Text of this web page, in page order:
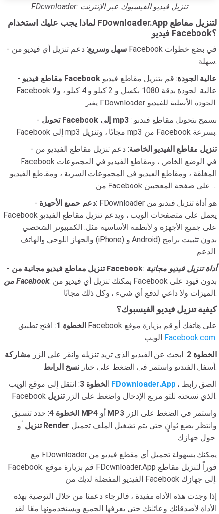
FDownloader: تنزيل فيديو الفيسبوك عبر الإنترنت
لماذا يجب عليك استخدام FDownloader.App لتنزيل مقاطع
فيديو Facebook؟
- سهل وسريع: دعم تنزيل أي فيديو من Facebook في بضع خطوات
سهلة.
-
مقاطع فيديو Facebook عالية الجودة: قم بتنزيل مقاطع فيديو
Facebook عالية الجودة بدقة 1080 بكسل و 2 كيلو و 4 كيلو ، ولا
يغير FDownloader الجودة الأصلية للفيديو.
-
تحويل Facebook إلى mp3 : يسمح بتحويل مقاطع فيديو
Facebook إلى mp3 مجانًا ، وتنزيل mp3 من Facebook بسرعة.
-
تنزيل مقاطع الفيديو الخاصة: دعم تنزيل مقاطع الفيديو من
Facebook في الوضع الخاص ، ومقاطع الفيديو في المجموعات
المغلقة ، ومقاطع الفيديو في المجموعات السرية ، ومقاطع الفيديو
من Facebook على صفحة المعجبين ...
- دعم جميع الأجهزة: FDownloader هو أداة تنزيل فيديو من
Facebook يعمل على متصفحات الويب ، ويدعم تنزيل مقاطع الفيديو
على جميع الأجهزة والأنظمة الأساسية مثل: الكمبيوتر الشخصي
والجهاز اللوحي والهاتف (iPhone) و Android) بدون تثبيت برامج
الدعم.
-
تنزيل مقاطع فيديو مجانية من Facebook: أداة تنزيل فيديو مجانية
من Facebook. يمكنك تنزيل أي فيديو من Facebook بدون قيود على
الميزات ولا داعي لدفع أي شيء ، وكل ذلك مجانًا.
كيفية تنزيل فيديو الفيسبوك؟
الخطوة 1
: افتح تطبيق Facebook على هاتفك أو قم بزيارة موقع
Facebook.com.
الخطوة 2
: ابحث عن الفيديو الذي تريد تنزيله وانقر على الزر مشاركة
أسفل الفيديو واستمر في الضغط على خيار نسخ الرابط
.
الخطوة 3 FDownloader.App ، الصق رابط
Facebook الذي نسخته للتو مربع الإدخال واضغط على الزرتنزيل
.
الخطوة 4 MP4 MP3 واستمر في الضغط على الزر
تنزيلأو Render
حول جهازك.
مع FDownloader يمكنك بسهولة تحميل أي مقطع فيديو من
Facebook. قم بزيارة موقع FDownloader.App فوراً لتنزيل مقاطع
الفيديو المفضلة لديك من Facebook إلى جهازك.
إذا وجدت هذه الأداة مفيدة ، فالرجاء دعمنا من خلال التوصية بهذه
الأداة لأصدقائك وعائلتك حتى يعرفها الجميع ويستخدمونها معًا. لقد